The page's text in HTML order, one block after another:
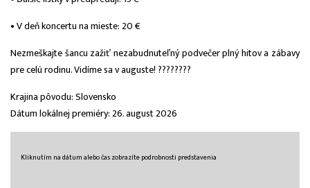
• V deň koncertu na mieste: 20 €
Nezmeškajte šancu zažiť nezabudnuteľný podvečer plný hitov a zábavy
pre celú rodinu. Vidíme sa v auguste! ????????
Krajina pôvodu: Slovensko
Dátum lokálnej premiéry: 26. august 2026
Kliknutím na dátum alebo čas zobrazíte podrobnosti predstavenia